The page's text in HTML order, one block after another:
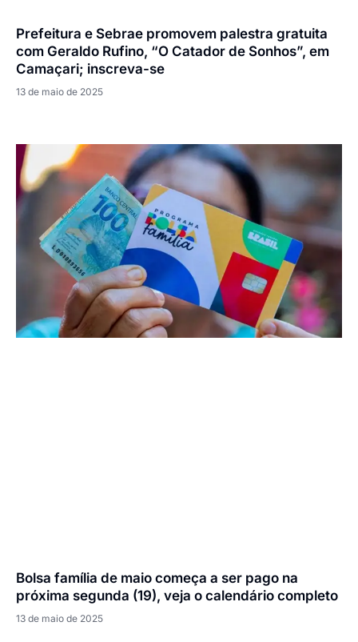
Prefeitura e Sebrae promovem palestra gratuita
com Geraldo Rufino, “O Catador de Sonhos”, em
Camaçari; inscreva-se
13 de maio de 2025
Bolsa família de maio começa a ser pago na
próxima segunda (19), veja o calendário completo
13 de maio de 2025